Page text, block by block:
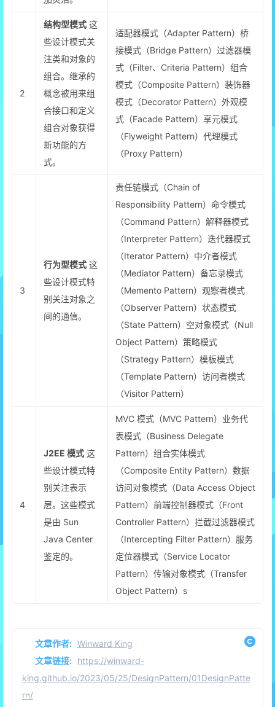
2
结构型模式 这
些设计模式关
注类和对象的
组合。继承的
概念被用来组
合接口和定义
组合对象获得
新功能的方
式。
适配器模式（Adapter Pattern）桥
接模式（Bridge Pattern）过滤器模
式（Filter、Criteria Pattern）组合
模式（Composite Pattern）装饰器
模式（Decorator Pattern）外观模
式（Facade Pattern）享元模式
（Flyweight Pattern）代理模式
（Proxy Pattern）
3
行为型模式 这
些设计模式特
别关注对象之
间的通信。
责任链模式（Chain of
Responsibility Pattern）命令模式
（Command Pattern）解释器模式
（Interpreter Pattern）迭代器模式
（Iterator Pattern）中介者模式
（Mediator Pattern）备忘录模式
（Memento Pattern）观察者模式
（Observer Pattern）状态模式
（State Pattern）空对象模式（Null
Object Pattern）策略模式
（Strategy Pattern）模板模式
（Template Pattern）访问者模式
（Visitor Pattern）
4
J2EE 模式 这
些设计模式特
别关注表示
层。这些模式
是由 Sun
Java Center
鉴定的。
MVC 模式（MVC Pattern）业务代
表模式（Business Delegate
Pattern）组合实体模式
（Composite Entity Pattern）数据
访问对象模式（Data Access Object
Pattern）前端控制器模式（Front
Controller Pattern）拦截过滤器模式
（Intercepting Filter Pattern）服务
定位器模式（Service Locator
Pattern）传输对象模式（Transfer
Object Pattern）s
文章作者: Winward King
文章链接: https://winward-
king.github.io/2023/05/25/DesignPattern/01DesignPatte
rn/